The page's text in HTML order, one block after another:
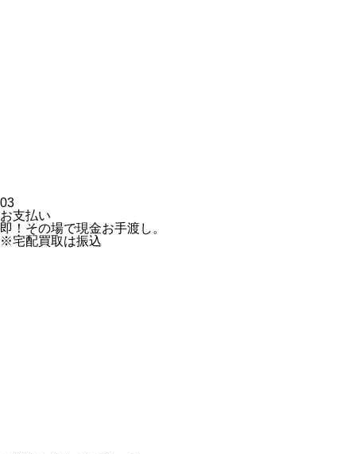
03
お支払い
即！その場で現金お手渡し。
※宅配買取は振込